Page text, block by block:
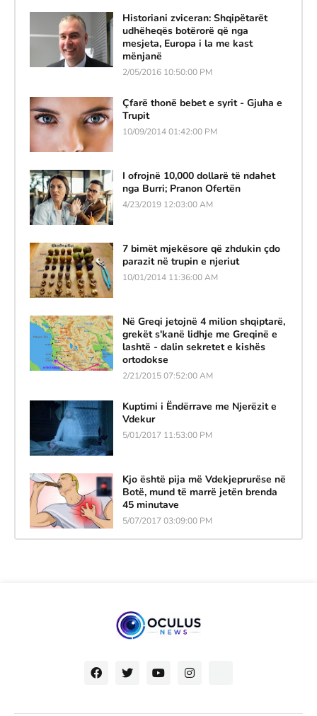
Historiani zviceran: Shqipëtarët
udhëheqës botërorë që nga
mesjeta, Europa i la me kast
mënjanë
2/05/2016 10:50:00 PM
Çfarë thonë bebet e syrit - Gjuha e
Trupit
10/09/2014 01:42:00 PM
I ofrojnë 10,000 dollarë të ndahet
nga Burri; Pranon Ofertën
4/23/2019 12:03:00 AM
7 bimët mjekësore që zhdukin çdo
parazit në trupin e njeriut
10/01/2014 11:36:00 AM
Në Greqi jetojnë 4 milion shqiptarë,
grekët s'kanë lidhje me Greqinë e
lashtë - dalin sekretet e kishës
ortodokse
2/21/2015 07:52:00 AM
Kuptimi i Ëndërrave me Njerëzit e
Vdekur
5/01/2017 11:53:00 PM
Kjo është pija më Vdekjeprurëse në
Botë, mund të marrë jetën brenda
45 minutave
5/07/2017 03:09:00 PM